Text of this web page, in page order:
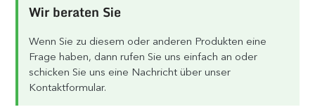
Wir beraten Sie
Wenn Sie zu diesem oder anderen Produkten eine
Frage haben, dann rufen Sie uns einfach an oder
schicken Sie uns eine Nachricht über unser
Kontaktformular.